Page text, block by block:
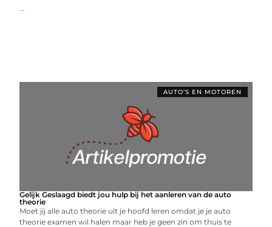
...
AUTO’S EN MOTOREN
Gelijk Geslaagd biedt jou hulp bij het aanleren van de auto
theorie
Moet jij alle auto theorie uit je hoofd leren omdat je je auto
theorie examen wil halen maar heb je geen zin om thuis te